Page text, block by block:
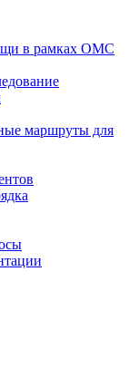
в рамках ОМС
маршруты для